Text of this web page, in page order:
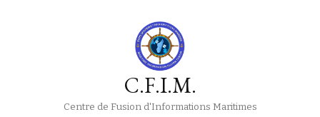
C.F.I.M.
Centre de Fusion d'Informations Maritimes